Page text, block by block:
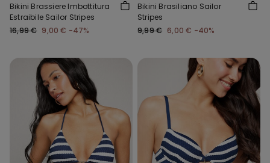
Bikini Brassiere Imbottitura
Estraibile Sailor Stripes
16,99 € 9,00 € -47%
Bikini Brasiliano Sailor
Stripes
9,99 € 6,00 € -40%